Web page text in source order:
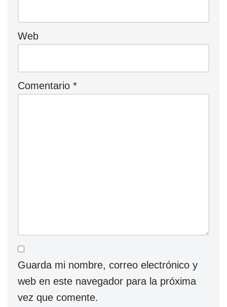
Web
Comentario *
Guarda mi nombre, correo electrónico y
web en este navegador para la próxima
vez que comente.